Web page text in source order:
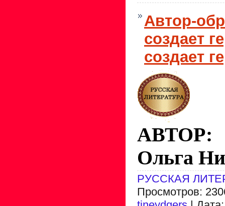
Автор-
создает
создает
Ольга
РУССКАЯ
Просмотров: